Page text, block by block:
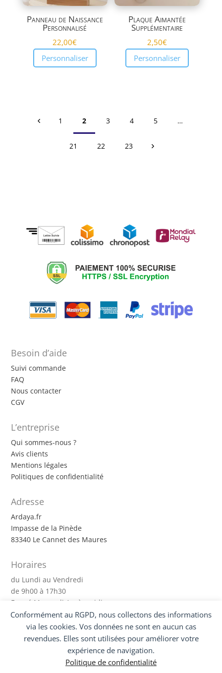
Conformément au RGPD, nous collectons des informations
via les cookies. Vos données ne sont en aucun cas
revendues. Elles sont utilisées pour améliorer votre
expérience de navigation.
Politique de confidentialité
Panneau de Naissance
Personnalisé
22,00€
Personnaliser
Plaque Aimantée
Supplémentaire
2,50€
Personnaliser
1 2 3 4 5 …
21 22 23
Besoin d’aide
Suivi commande
FAQ
Nous contacter
CGV
L’entreprise
Qui sommes-nous ?
Avis clients
Mentions légales
Politiques de confidentialité
Adresse
Ardaya.fr
Impasse de la Pinède
83340 Le Cannet des Maures
Horaires
du Lundi au Vendredi
de 9h00 à 17h30
Fermé Mercredi Après-midi
Suivez-nous !